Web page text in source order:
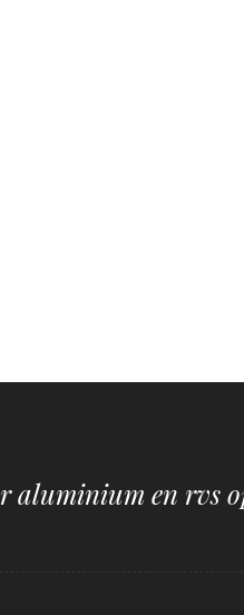
aluminium en rvs